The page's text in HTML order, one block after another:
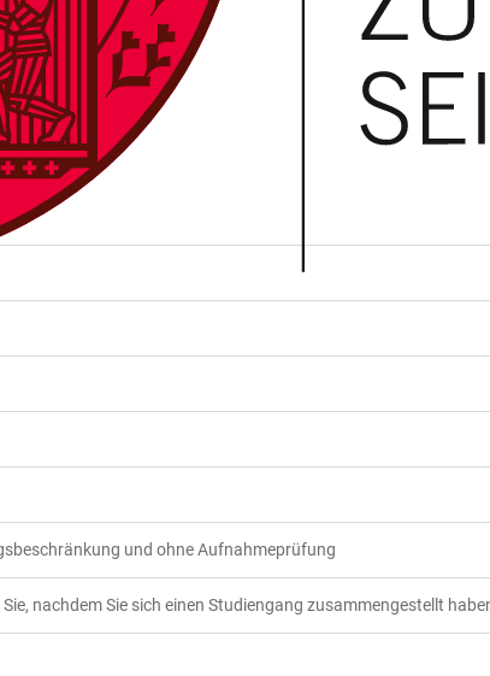
und ohne Aufnahmeprüfung
nachdem Sie sich einen Studiengang zusammengestellt